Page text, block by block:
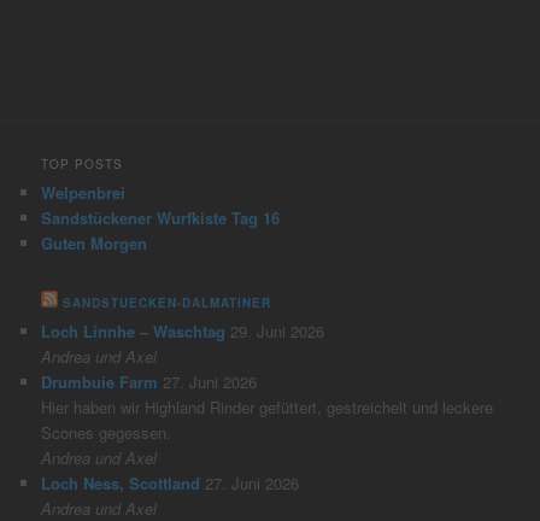
TOP POSTS
Welpenbrei
Sandstückener Wurfkiste Tag 16
Guten Morgen
SANDSTUECKEN-DALMATINER
Loch Linnhe – Waschtag 29. Juni 2026
Andrea und Axel
Drumbuie Farm 27. Juni 2026
Hier haben wir Highland Rinder gefüttert, gestreichelt und leckere
Scones gegessen.
Andrea und Axel
Loch Ness, Scottland 27. Juni 2026
Andrea und Axel